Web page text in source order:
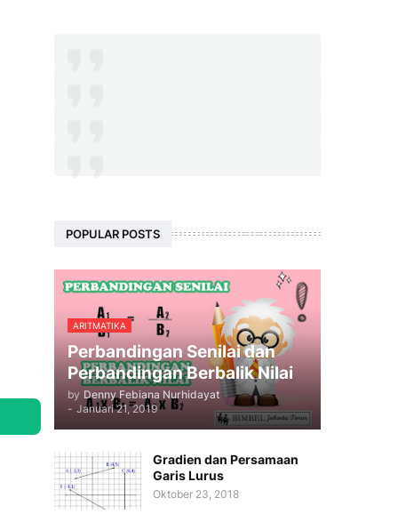
POPULAR POSTS
ARITMATIKA
Perbandingan Senilai dan
Perbandingan Berbalik Nilai
by Denny Febiana Nurhidayat
- Januari 21, 2019
Gradien dan Persamaan
Garis Lurus
Oktober 23, 2018